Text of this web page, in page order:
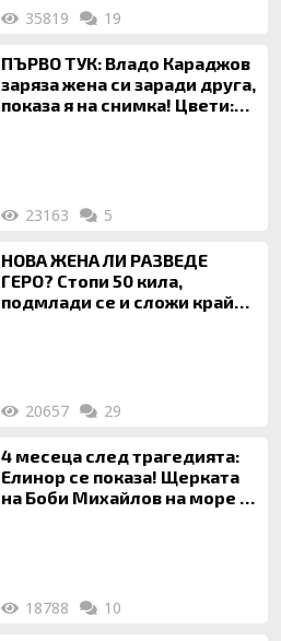
35819 19
ПЪРВО ТУК: Владо Караджов
заряза жена си заради друга,
показа я на снимка! Цвети:
23163 5
НОВА ЖЕНА ЛИ РАЗВЕДЕ
ГЕРО? Стопи 50 кила,
подмлади се и сложи край
20657 29
4 месеца след трагедията:
Елинор се показа! Щерката
на Боби Михайлов на море с
18788 10